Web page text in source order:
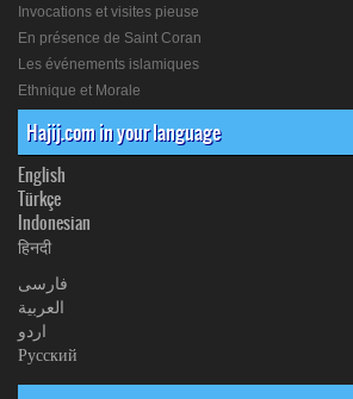
Invocations et visites pieuse
En présence de Saint Coran
Les événements islamiques
Ethnique et Morale
Hajij.com in your language
English
Türkçe
Indonesian
हिनदी
فارسی
العربیة
اردو
Русский